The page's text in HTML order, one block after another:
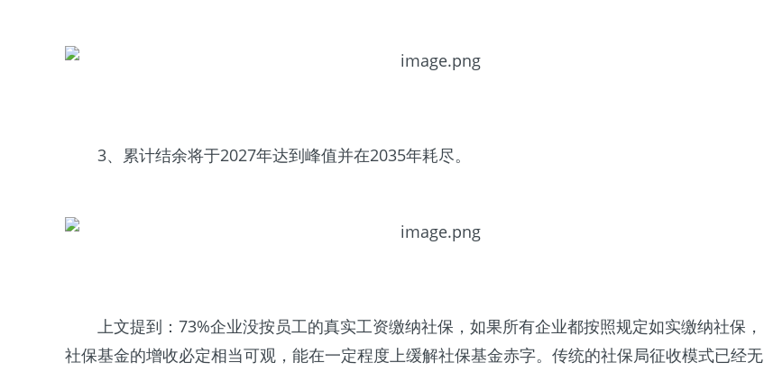
3、累计结余将于2027年达到峰值并在2035年耗尽。
上文提到：73%企业没按员工的真实工资缴纳社保，如果所有企业都按照规定如实缴纳社保，
社保基金的增收必定相当可观，能在一定程度上缓解社保基金赤字。传统的社保局征收模式已经无